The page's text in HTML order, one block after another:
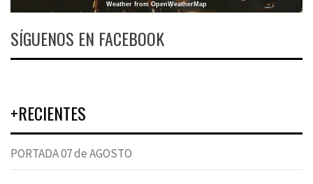
Weather from OpenWeatherMap
SÍGUENOS EN FACEBOOK
+RECIENTES
PORTADA 07 de AGOSTO